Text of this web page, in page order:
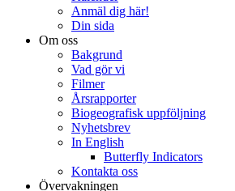
Anmäl dig här!
Din sida
Om oss
Bakgrund
Vad gör vi
Filmer
Årsrapporter
Biogeografisk uppföljning
Nyhetsbrev
In English
Butterfly Indicators
Kontakta oss
Övervakningen